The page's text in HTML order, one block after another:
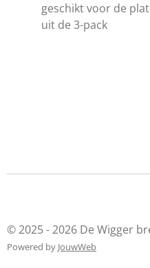
geschikt voor de
uit de 3-pack
© 2025 - 2026 De Wigger
Powered by JouwWeb